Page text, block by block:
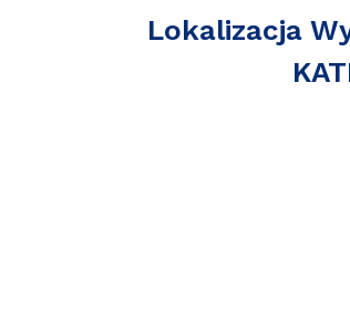
Lokalizacja